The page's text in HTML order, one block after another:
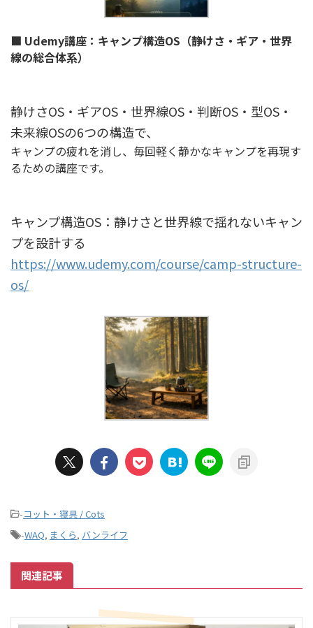
■ Udemy講座：キャンプ構造OS（静けさ・ギア・世界
線の総合体系）
静けさOS・ギアOS・世界線OS・判断OS・型OS・
未来線OSの6つの構造で、
キャンプの疲れを消し、毎回軽く静かなキャンプを再現す
るための講座です。
キャンプ構造OS：静けさと世界線で揺れないキャン
プを設計する
https://www.udemy.com/course/camp-structure-
os/
-コット・寝具 / Cots
-WAQ, まくら, バンライフ
関連記事